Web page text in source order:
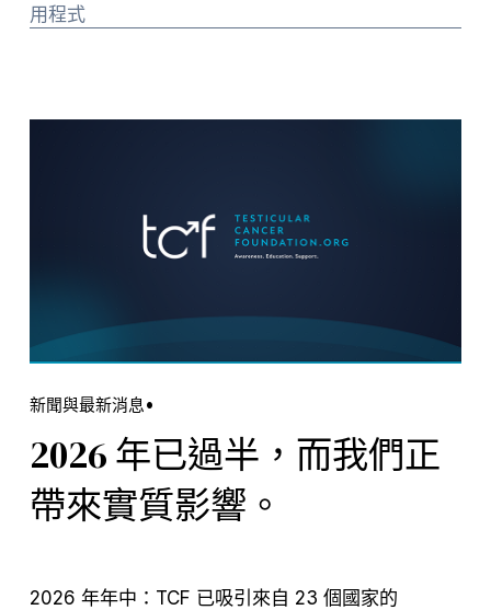
用程式
新聞與最新消息
2026 年已過半，而我們正
帶來實質影響。
2026 年年中：TCF 已吸引來自 23 個國家的